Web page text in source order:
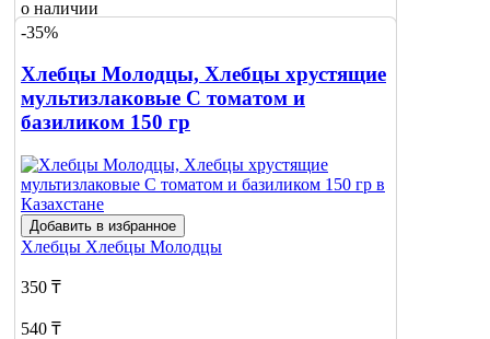
о наличии
-35%
Хлебцы Молодцы, Хлебцы хрустящие
мультизлаковые С томатом и
базиликом 150 гр
Добавить в избранное
Хлебцы Хлебцы Молодцы
350 ₸
540 ₸